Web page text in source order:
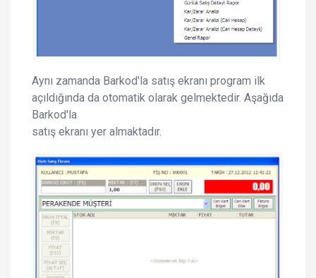
Aynı zamanda Barkod'la satış ekranı program ilk
açıldığında da otomatik olarak gelmektedir. Aşağıda
Barkod'la
satış ekranı yer almaktadır.